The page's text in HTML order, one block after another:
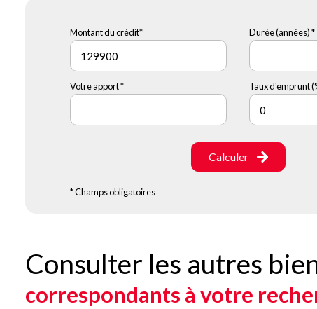
Montant du crédit* Durée (années) *
Votre apport * Taux d'emprunt
Calculer
* Champs obligatoires
Consulter les autres
correspondants à votre